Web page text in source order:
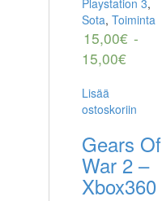
Sota, Toiminta
15,00€ -
15,00€
Lisää
ostoskoriin
Gears Of
War 2 –
Xbox360